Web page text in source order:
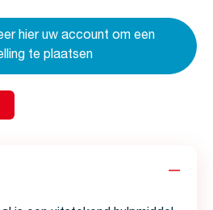
hier uw account om een
te plaatsen